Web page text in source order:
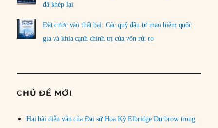
đã khép lại
Đặt cược vào thất bại: Các quỹ đầu tư mạo hiểm quốc
gia và khía cạnh chính trị của vốn rủi ro
CHỦ ĐỀ MỚI
Hai bài diễn văn của Đại sứ Hoa Kỳ Elbridge Durbrow trong